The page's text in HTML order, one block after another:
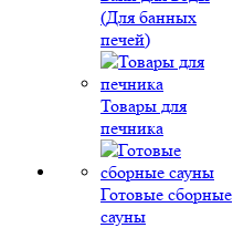
(Для банных
печей)
Товары для
печника
Готовые сборные
сауны